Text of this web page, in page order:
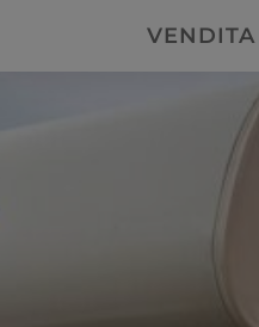
VENDITA